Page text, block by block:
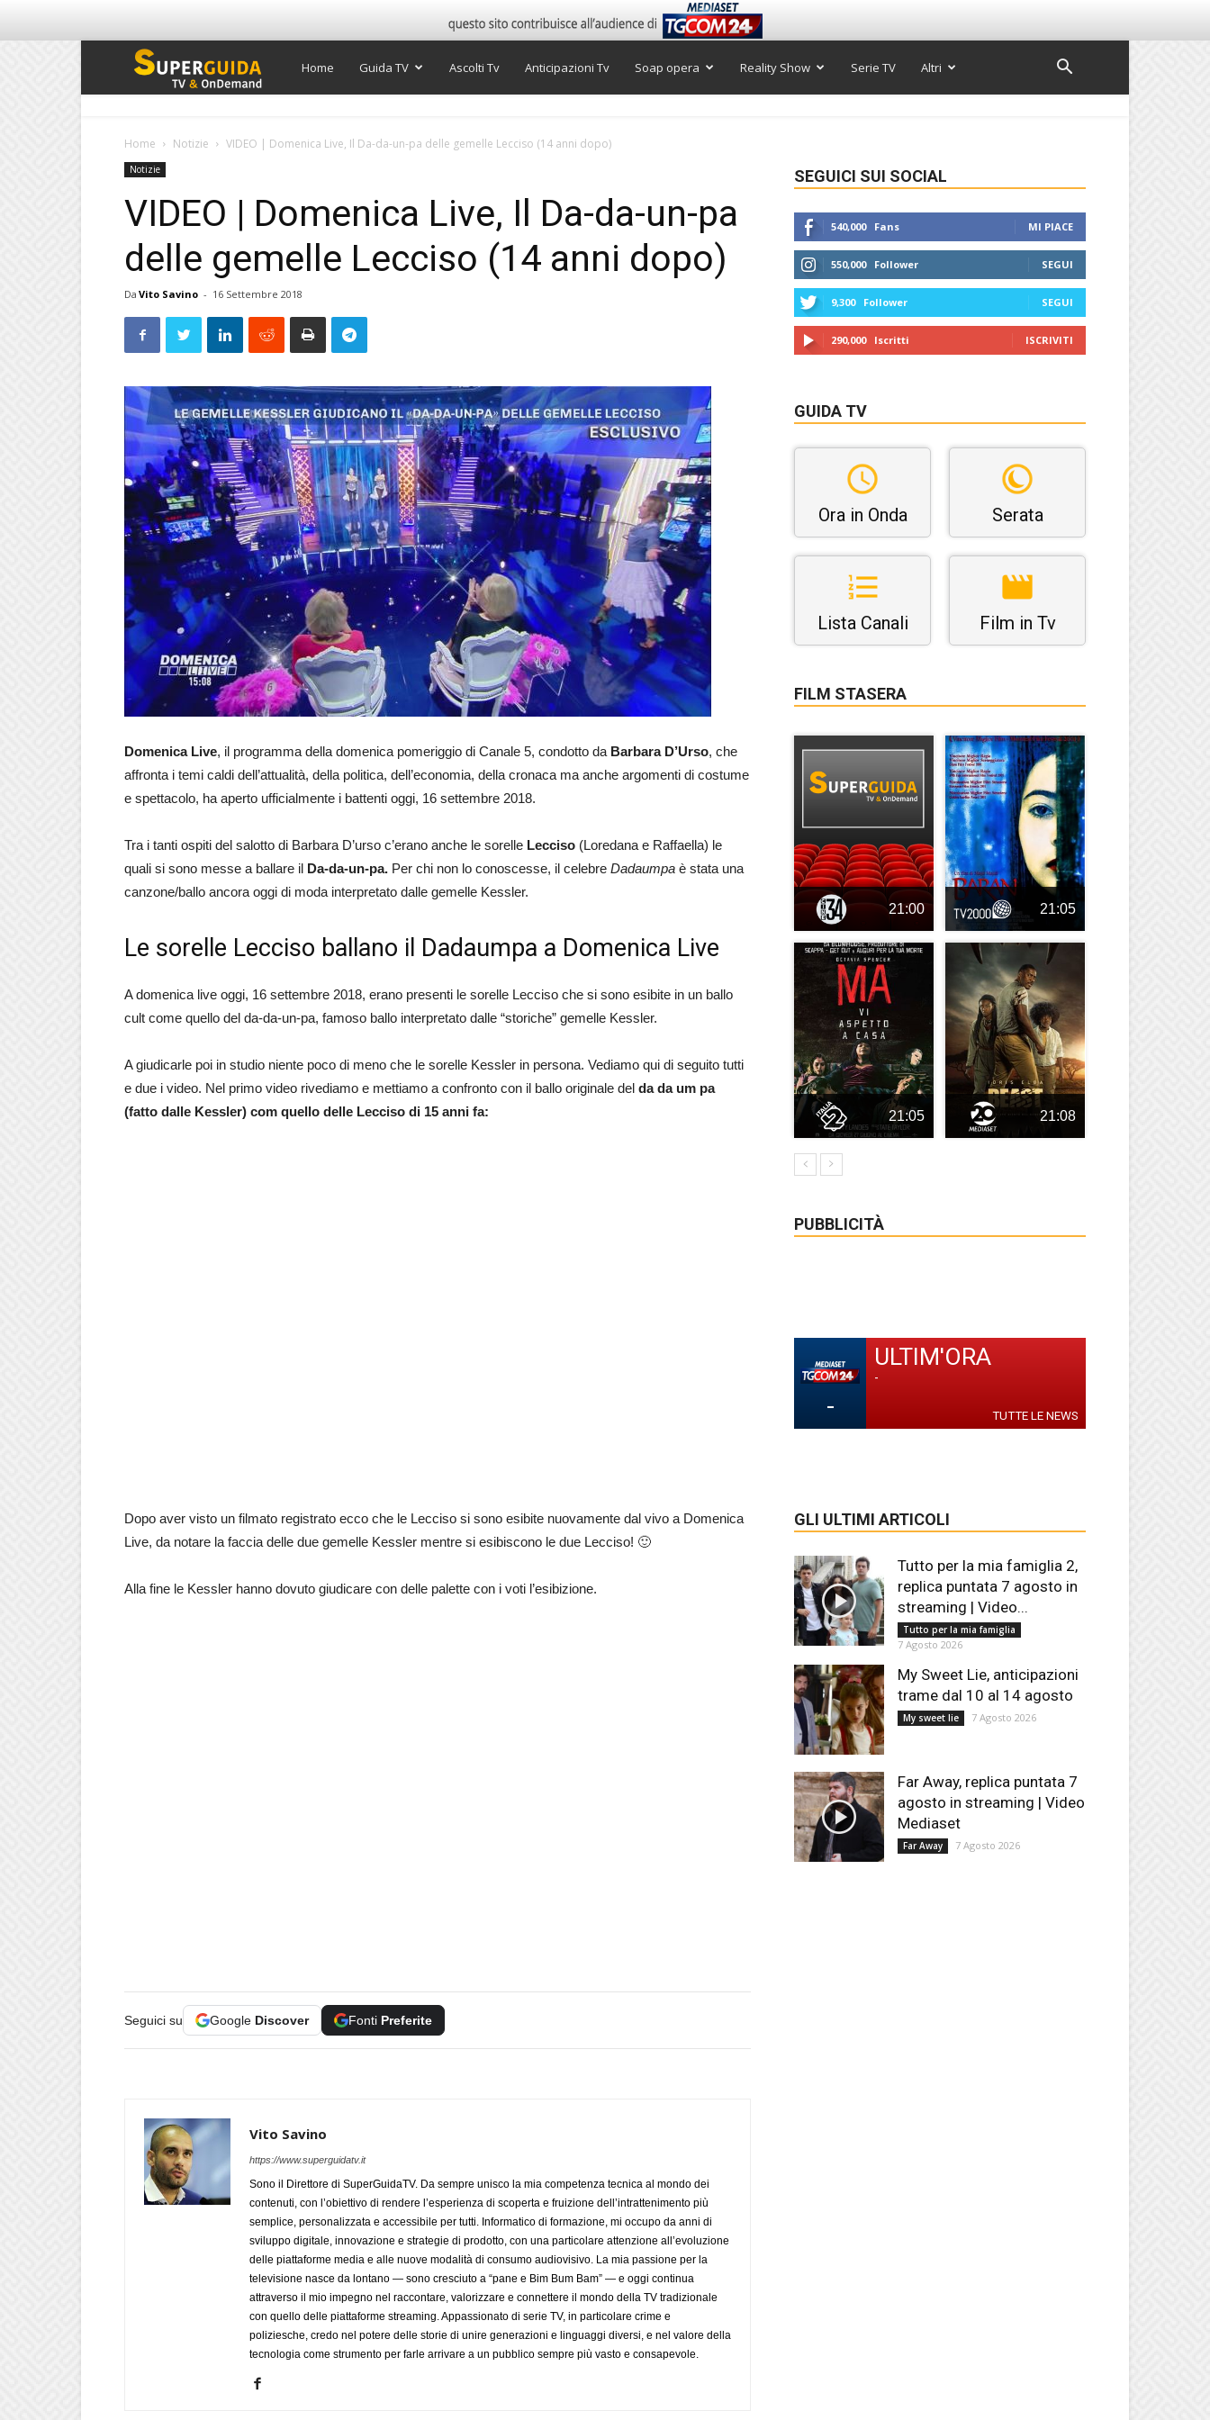
Super
Home Guida TV Ascolti Tv Anticipazioni Tv Soap opera Reality Show Serie TV Altri
Home Notizie VIDEO | Domenica Live, Il Da-da-un-pa delle gemelle Lecciso (14 anni dopo)
Notizie
VIDEO | Domenica Live, Il Da-da-un-pa
delle gemelle Lecciso (14 anni dopo)
Da Vito Savino - 16 Settembre 2018
Domenica Live, il programma della domenica pomeriggio di Canale 5, condotto da Barbara D’Urso, che
affronta i temi caldi dell’attualità, della politica, dell’economia, della cronaca ma anche argomenti di costume
e spettacolo, ha aperto ufficialmente i battenti oggi, 16 settembre 2018.
Tra i tanti ospiti del salotto di Barbara D’urso c’erano anche le sorelle Lecciso (Loredana e Raffaella) le
quali si sono messe a ballare il Da-da-un-pa. Per chi non lo conoscesse, il celebre Dadaumpa è stata una
canzone/ballo ancora oggi di moda interpretato dalle gemelle Kessler.
Le sorelle Lecciso ballano il Dadaumpa a Domenica Live
A domenica live oggi, 16 settembre 2018, erano presenti le sorelle Lecciso che si sono esibite in un ballo
cult come quello del da-da-un-pa, famoso ballo interpretato dalle “storiche” gemelle Kessler.
A giudicarle poi in studio niente poco di meno che le sorelle Kessler in persona. Vediamo qui di seguito tutti
e due i video. Nel primo video rivediamo e mettiamo a confronto con il ballo originale del da da um pa
(fatto dalle Kessler) com quello delle Lecciso di 15 anni fa:
Dopo aver visto un filmato registrato ecco che le Lecciso si sono esibite nuovamente dal vivo a Domenica
Live, da notare la faccia delle due gemelle Kessler mentre si esibiscono le due Lecciso! 🙂
Alla fine le Kessler hanno dovuto giudicare con delle palette con i voti l’esibizione.
Seguici su Google Discover Fonti Preferite
Vito Savino
https://www.superguidatv.it
Sono il Direttore di SuperGuidaTV. Da sempre unisco la mia competenza tecnica al mondo dei
contenuti, con l’obiettivo di rendere l’esperienza di scoperta e fruizione dell’intrattenimento più
semplice, personalizzata e accessibile per tutti. Informatico di formazione, mi occupo da anni di
sviluppo digitale, innovazione e strategie di prodotto, con una particolare attenzione all’evoluzione
delle piattaforme media e alle nuove modalità di consumo audiovisivo. La mia passione per la
televisione nasce da lontano — sono cresciuto a “pane e Bim Bum Bam” — e oggi continua
attraverso il mio impegno nel raccontare, valorizzare e connettere il mondo della TV tradizionale
con quello delle piattaforme streaming. Appassionato di serie TV, in particolare crime e
poliziesche, credo nel potere delle storie di unire generazioni e linguaggi diversi, e nel valore della
tecnologia come strumento per farle arrivare a un pubblico sempre più vasto e consapevole.
SEGUICI SUI SOCIAL
540,000 Fans MI PIACE
550,000 Follower SEGUI
9,300 Follower SEGUI
290,000 Iscritti ISCRIVITI
GUIDA TV
Ora in Onda Serata
Lista Canali Film in Tv
FILM STASERA
21:00 21:05
21:05 21:08
PUBBLICITÀ
-
ULTIM'ORA
-
TUTTE LE NEWS
GLI ULTIMI ARTICOLI
Tutto per la mia famiglia 2,
replica puntata 7 agosto in
streaming | Video...
Tutto per la mia famiglia
7 Agosto 2026
My Sweet Lie, anticipazioni
trame dal 10 al 14 agosto
My sweet lie 7 Agosto 2026
Far Away, replica puntata 7
agosto in streaming | Video
Mediaset
Far Away 7 Agosto 2026